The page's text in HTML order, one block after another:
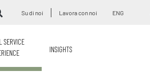
Su di noi Lavora con noi ENG
SERVICE
INSIGHTS